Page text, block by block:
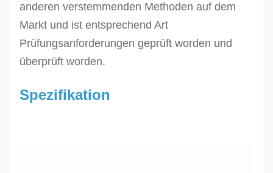
anderen verstemmenden Methoden auf dem
Markt und ist entsprechend Art
Prüfungsanforderungen geprüft worden und
überprüft worden.
Spezifikation